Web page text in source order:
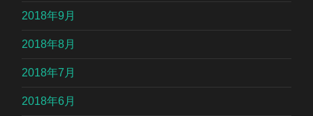
2018年9月
2018年8月
2018年7月
2018年6月